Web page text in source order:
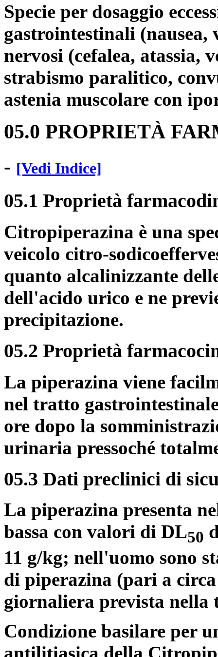
Specie per dosaggio
gastrointestinali
nervosi (cefalea, atassia,
strabismo paralitico,
astenia muscolare con
05.0 PROPRIETÀ
- [Vedi Indice]
05.1 Proprietà
Citropiperazina è una
veicolo citro-
quanto alcalinizzante
dell'acido urico e ne
precipitazione.
05.2 Proprietà
La piperazina viene
nel tratto
ore dopo la
urinaria pressoché
05.3 Dati preclinici di
La piperazina presenta
bassa con valori di DL50
11 g/kg; nell'uomo sono
di piperazina (pari a circa
giornaliera prevista nella
Condizione basilare per